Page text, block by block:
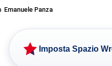
Emanuele Panza
Imposta Spazio